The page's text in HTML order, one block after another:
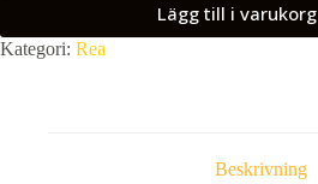
Lägg till i varukorg
Kategori: Rea
Beskrivning